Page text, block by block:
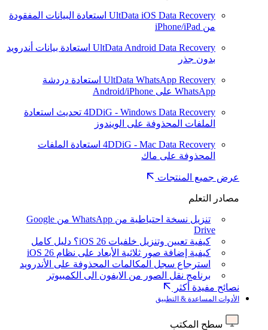
UltData iOS Data Recovery استعادة البيانات المفقودة
من iPhone/iPad
UltData Android Data Recovery استعادة بيانات أندرويد
بدون جذر
UltData WhatsApp Recovery استعادة دردشة
WhatsApp على Android/iPhone
4DDiG - Windows Data Recovery تحديث استعادة
الملفات المحذوفة على الويندوز
4DDiG - Mac Data Recovery استعادة الملفات
المحذوفة على ماك
عرض جميع المنتجات
مصادر التعلم
تنزيل نسخة احتياطية من WhatsApp من Google
Drive
كيفية تعيين وتنزيل خلفيات iOS 26؟ دليل كامل
كيفية إضافة صور ثلاثية الأبعاد على نظام iOS 26
استرجاع سجل المكالمات المحذوفة على الأندرويد
برنامج نقل الصور من الايفون الى الكمبيوتر
نصائح مفيدة أكثر
الأدوات المساعدة & التطبيق
سطح المكتب